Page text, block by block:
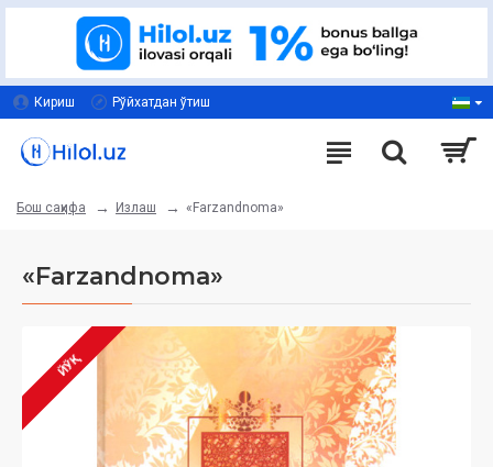
Кириш Рўйхатдан ўтиш
Бош саҳифа Излаш «Farzandnoma»
«Farzandnoma»
ЙЎҚ